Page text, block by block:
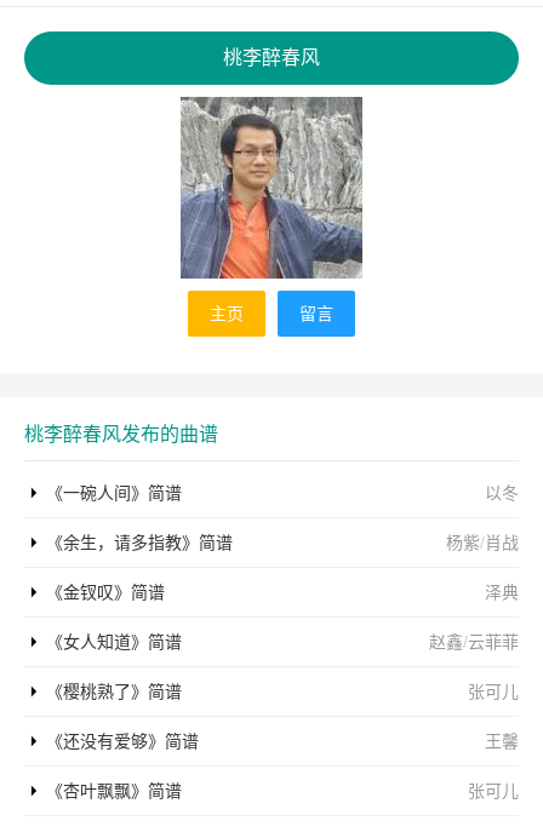
桃李醉春风
主页 留言
桃李醉春风发布的曲谱
以冬
《一碗人间》简谱
杨紫/肖战
《余生，请多指教》简谱
泽典
《金钗叹》简谱
赵鑫/云菲菲
《女人知道》简谱
张可儿
《樱桃熟了》简谱
王馨
《还没有爱够》简谱
张可儿
《杏叶飘飘》简谱